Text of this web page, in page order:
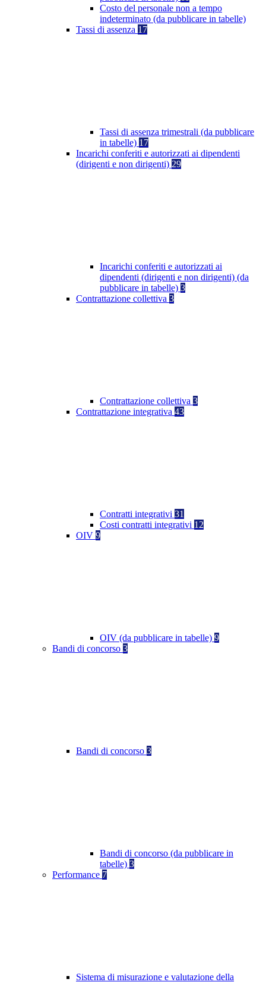
Costo del personale non a tempo
indeterminato (da pubblicare in tabelle)
Tassi di assenza 17
Tassi di assenza trimestrali (da pubblicare
in tabelle) 17
Incarichi conferiti e autorizzati ai dipendenti
(dirigenti e non dirigenti) 29
Incarichi conferiti e autorizzati ai
dipendenti (dirigenti e non dirigenti) (da
pubblicare in tabelle) 3
Contrattazione collettiva 3
Contrattazione collettiva 3
Contrattazione integrativa 43
Contratti integrativi 31
Costi contratti integrativi 12
OIV 9
OIV (da pubblicare in tabelle) 9
Bandi di concorso 3
Bandi di concorso 3
Bandi di concorso (da pubblicare in
tabelle) 3
Performance 7
Sistema di misurazione e valutazione della